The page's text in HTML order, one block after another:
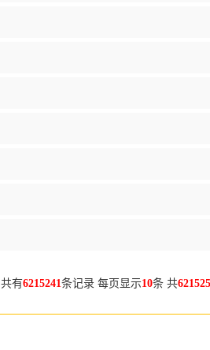
共有6215241条记录 每页显示10条 共621525